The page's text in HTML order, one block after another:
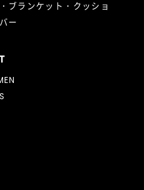
ブランケット・クッショ
ー